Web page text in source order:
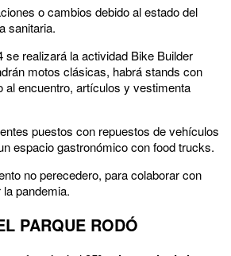
o cambios debido al estado del
sanitaria.
se realizará la actividad Bike Builder
motos clásicas, habrá stands con
al encuentro, artículos y vestimenta
puestos con repuestos de vehículos
espacio gastronómico con food trucks.
no perecedero, para colaborar con
pandemia.
PARQUE RODÓ